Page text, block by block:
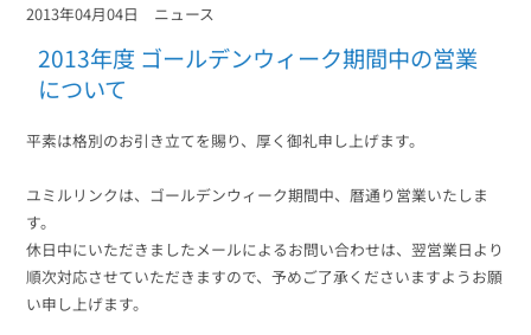
メールリレーサーバー
SMS配信サービス
会員獲得／ニーズ把握
遅延なく確実・高速に送る
ブログ・各種資料
ブログ・各種資料
2013年04月04日 ニュース
2013年度 ゴールデンウィーク期間中の営業
について
平素は格別のお引き立てを賜り、厚く御礼申し上げます。
ユミルリンクは、ゴールデンウィーク期間中、暦通り営業いたしま
す。
休日中にいただきましたメールによるお問い合わせは、翌営業日より
順次対応させていただきますので、予めご了承くださいますようお願
い申し上げます。